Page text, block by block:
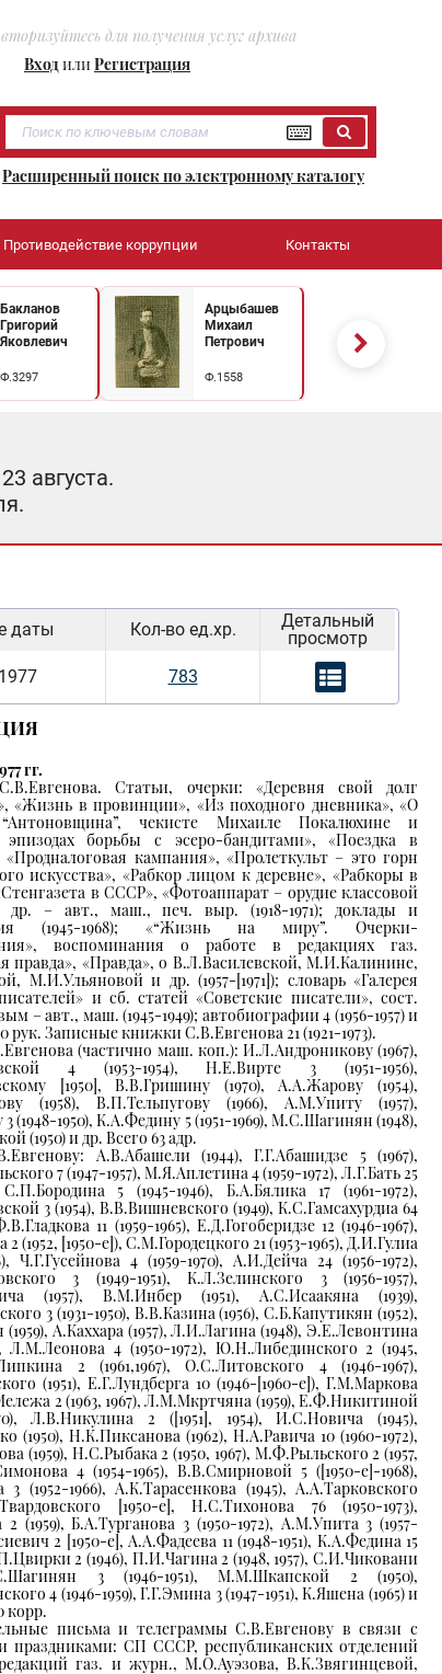
для получения услуг архива
ВходилиРегистрация
Расширенный поиск по электронному каталогу
Противодействие коррупции Контакты
Бакланов
Григорий
Яковлевич
Ф.3297
Арцыбашев
Михаил
Петрович
Ф.1558
августа.
даты Кол-во ед.хр.
Детальный
просмотр
783
гг.
Статьи, очерки: «Деревня свой долг
«Жизнь в провинции», «Из походного дневника», «О
чекисте Михаиле Покалюхине и
эпизодах борьбы с эсеро-бандитами», «Поездка в
кампания», «Пролеткульт – это горн
искусства», «Рабкор лицом к деревне», «Рабкоры в
в СССР», «Фотоаппарат – орудие классовой
др. – авт., маш., печ. выр. (1918-1971); доклады и
(1945-1968); «“Жизнь на миру”. Очерки-
воспоминания о работе в редакциях газ.
правда», «Правда», о В.Л.Василевской, М.И.Калинине,
М.И.Ульяновой и др. (1957-[1971]); словарь «Галерея
и сб. статей «Советские писатели», сост.
– авт., маш. (1945-1949); автобиографии 4 (1956-1957) и
рук. Записные книжки С.В.Евгенова 21 (1921-1973).
(частично маш. коп.): И.Л.Андроникову (1967),
4 (1953-1954), Н.Е.Вирте 3 (1951-1956),
[1950], В.В.Гришину (1970), А.А.Жарову (1954),
(1958), В.П.Тельпугову (1966), А.М.Упиту (1957),
(1948-1950), К.А.Федину 5 (1951-1969), М.С.Шагинян (1948),
(1950) и др. Всего 63 адр.
А.В.Абашели (1944), Г.Г.Абашидзе 5 (1967),
7 (1947-1957), М.Я.Аплетина 4 (1959-1972), Л.Г.Бать 25
С.П.Бородина 5 (1945-1946), Б.А.Бялика 17 (1961-1972),
3 (1954), В.В.Вишневского (1949), К.С.Гамсахурдиа 64
11 (1959-1965), Е.Д.Гогоберидзе 12 (1946-1967),
2 (1952, [1950-е]), С.М.Городецкого 21 (1953-1965), Д.И.Гулиа
Ч.Г.Гусейнова 4 (1959-1970), А.И.Дейча 24 (1956-1972),
3 (1949-1951), К.Л.Зелинского 3 (1956-1957),
(1957), В.М.Инбер (1951), А.С.Исаакяна (1939),
3 (1931-1950), В.В.Казина (1956), С.Б.Капутикян (1952),
А.Каххара (1957), Л.И.Лагина (1948), Э.Е.Левонтина
Л.М.Леонова 4 (1950-1972), Ю.Н.Либединского 2 (1945,
2 (1961,1967), О.С.Литовского 4 (1946-1967),
(1951), Е.Г.Лундберга 10 (1946-[1960-е]), Г.М.Маркова
2 (1963, 1967), Л.М.Мкртчяна (1959), Е.Ф.Никитиной
Л.В.Никулина 2 ([1951], 1954), И.С.Новича (1945),
(1950), Н.К.Пиксанова (1962), Н.А.Равича 10 (1960-1972),
(1959), Н.С.Рыбака 2 (1950, 1967), М.Ф.Рыльского 2 (1957,
4 (1954-1965), В.В.Смирновой 5 ([1950-е]-1968),
3 (1952-1966), А.К.Тарасенкова (1945), А.А.Тарковского
[1950-е], Н.С.Тихонова 76 (1950-1973),
(1959), Б.А.Турганова 3 (1950-1972), А.М.Упита 3 (1957-
2 [1950-е], А.А.Фадеева 11 (1948-1951), К.А.Федина 15
П.Цвирки 2 (1946), П.И.Чагина 2 (1948, 1957), С.И.Чиковани
3 (1946-1951), М.М.Шкапской 2 (1950),
4 (1946-1959), Г.Г.Эмина 3 (1947-1951), К.Яшена (1965) и
корр.
письма и телеграммы С.В.Евгенову в связи с
праздниками: СП СССР, республиканских отделений
газ. и журн., М.О.Ауэзова, В.К.Звягинцевой,